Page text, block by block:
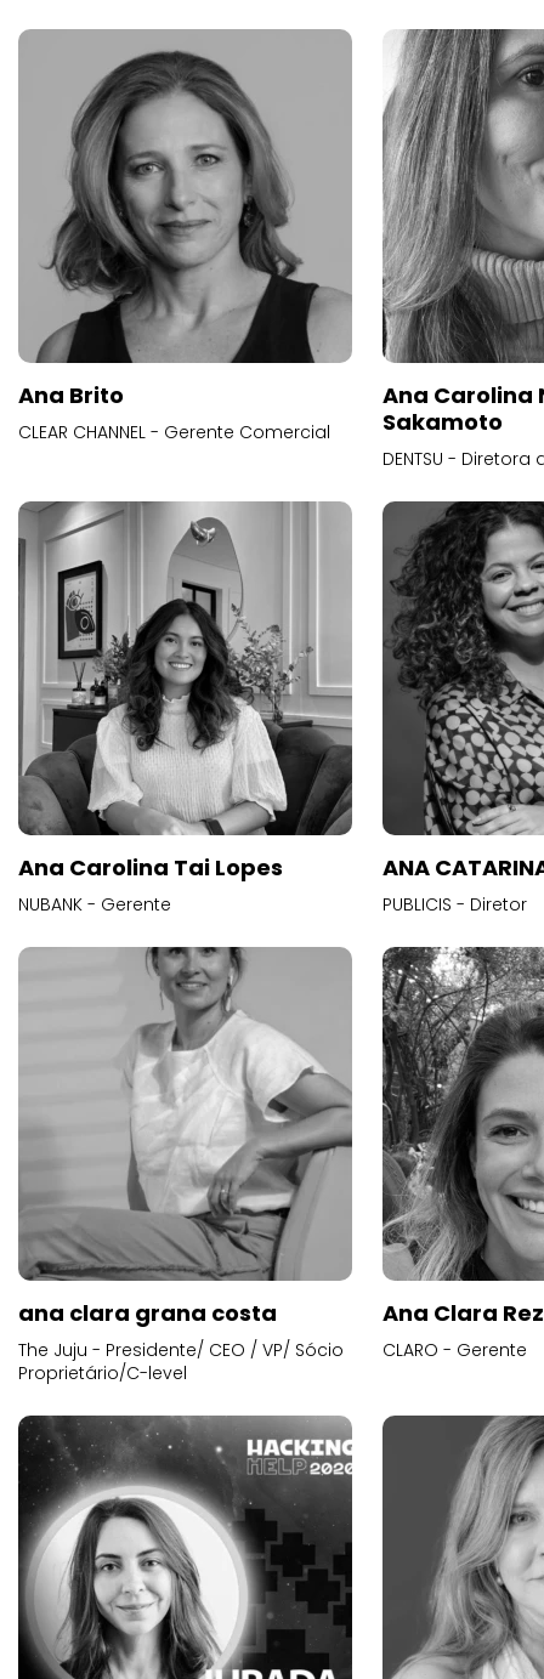
Ana Brito
CLEAR CHANNEL - Gerente Comercial
Ana Carolina
Sakamoto
DENTSU -
Ana Carolina Tai Lopes
NUBANK - Gerente
ANA
PUBLICIS - Diretor
ana clara grana costa
The Juju - Presidente/ CEO / VP/ Sócio
Proprietário/C-level
Ana Clara
CLARO - Gerente